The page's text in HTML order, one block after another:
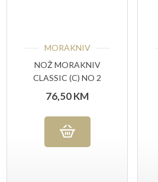
MORAKNIV
NOŽ MORAKNIV
CLASSIC (C) NO 2
76,50KM